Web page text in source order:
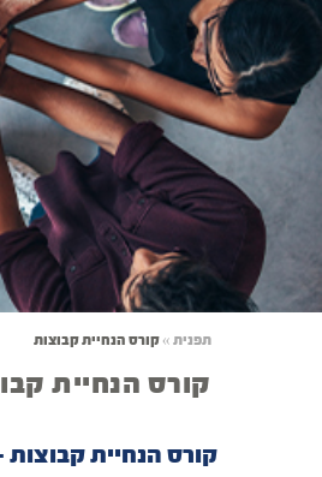
תפנית » קורס הנחיית קבוצות
קורס הנחיית
קורס הנחיית קבוצות